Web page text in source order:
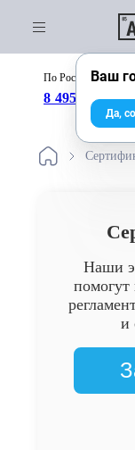
По России
8 495 246-04-
Наши
помогут
и
Ваш
Да,